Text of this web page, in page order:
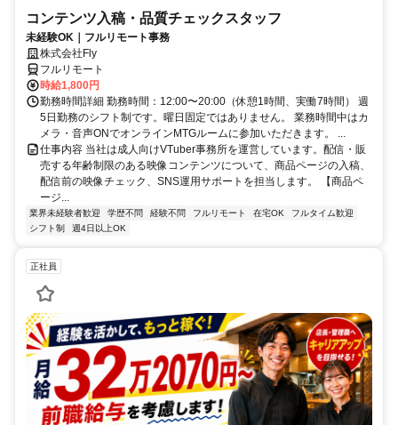
コンテンツ入稿・品質チェックスタッフ
未経験OK｜フルリモート事務
株式会社Fly
フルリモート
時給1,800円
勤務時間詳細 勤務時間：12:00〜20:00（休憩1時間、実働7時間） 週
5日勤務のシフト制です。曜日固定ではありません。 業務時間中はカ
メラ・音声ONでオンラインMTGルームに参加いただきます。 ...
仕事内容 当社は成人向けVTuber事務所を運営しています。配信・販
売する年齢制限のある映像コンテンツについて、商品ページの入稿、
配信前の映像チェック、SNS運用サポートを担当します。 【商品ペ
ージ...
業界未経験者歓迎 学歴不問 経験不問 フルリモート 在宅OK
フルタイム歓迎
シフト制
週4日以上OK
正社員